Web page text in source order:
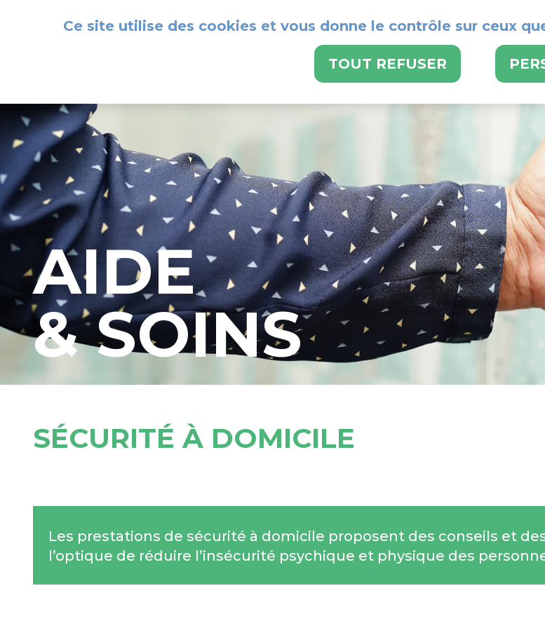
POUR
LE CMS
AIDE
& SOINS
SÉCURITÉ À DOMICILE
Les prestations de sécurité à domicile proposent des conseils et
l’optique de réduire l’insécurité psychique et physique des
Ce site utilise des cookies et vous donne le contrôle sur ceux
TOUT REFUSER